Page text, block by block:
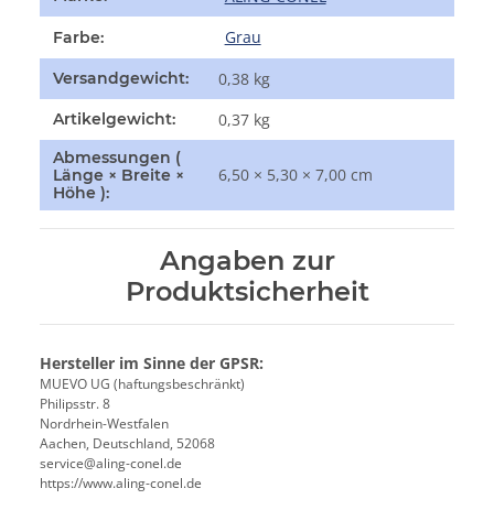
Farbe: Grau
Versandgewicht: 0,38 kg
Artikelgewicht: 0,37 kg
Abmessungen (
Länge × Breite ×
Höhe ):
6,50 × 5,30 × 7,00 cm
Angaben zur
Produktsicherheit
Hersteller im Sinne der GPSR:
MUEVO UG (haftungsbeschränkt)
Philipsstr. 8
Nordrhein-Westfalen
Aachen, Deutschland, 52068
service@aling-conel.de
https://www.aling-conel.de